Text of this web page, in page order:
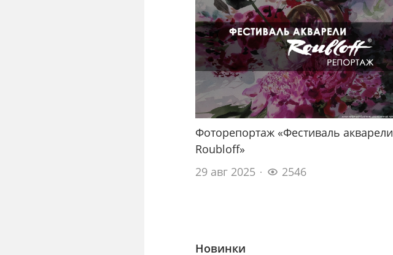
Фоторепортаж «Фестиваль акварели
Roubloff»
29 авг 2025
2546
Новинки